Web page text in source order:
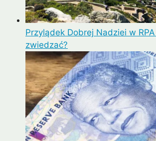
Przylądek Dobrej Nadziei w
zwiedzać?